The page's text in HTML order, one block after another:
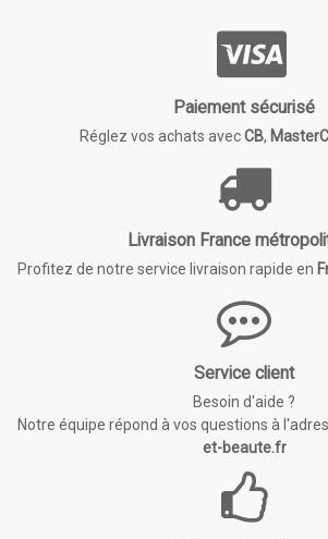
Paiement sécurisé
Réglez vos achats avecCB,
Livraison France
Profitez de notre service livraison rapide en
Service client
Besoin d'aide ?
Notre équipe répond à vos questions à
et-beaute.fr